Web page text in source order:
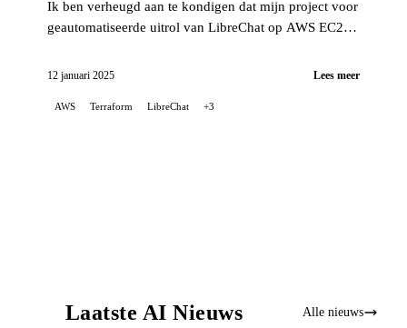
Ik ben verheugd aan te kondigen dat mijn project voor
geautomatiseerde uitrol van LibreChat op AWS EC2 is
houden met recente wijzigingen in de manier waarop
v0.7.6 ondersteunt.
12 januari 2025 Lees meer
AWS Terraform LibreChat +3
Laatste AI Nieuws Alle nieuws